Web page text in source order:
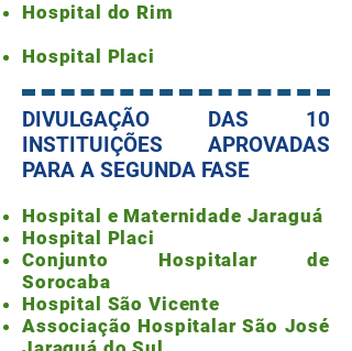
Hospital do Rim
Hospital Placi
DIVULGAÇÃO DAS 10
INSTITUIÇÕES APROVADAS
PARA A SEGUNDA FASE
Hospital e Maternidade Jaraguá
Hospital Placi
Conjunto Hospitalar de
Sorocaba
Hospital São Vicente
Associação Hospitalar São José